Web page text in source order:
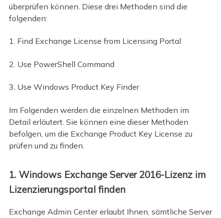
überprüfen können. Diese drei Methoden sind die
folgenden:
1. Find Exchange License from Licensing Portal
2. Use PowerShell Command
3. Use Windows Product Key Finder
Im Folgenden werden die einzelnen Methoden im
Detail erläutert. Sie können eine dieser Methoden
befolgen, um die Exchange Product Key License zu
prüfen und zu finden.
1. Windows Exchange Server 2016-Lizenz im
Lizenzierungsportal finden
Exchange Admin Center erlaubt Ihnen, sämtliche Server